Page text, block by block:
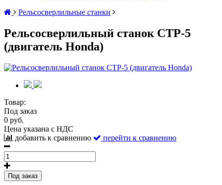
Рельсосверлильные станки
Рельсосверлильный станок СТР-5
(двигатель Honda)
Товар:
Под заказ
0 руб.
Цена указана с НДС
добавить к сравнению
перейти к сравнению
Под заказ